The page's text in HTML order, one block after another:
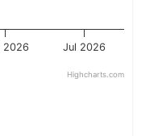
Jul 2026
2026
Highcharts.com